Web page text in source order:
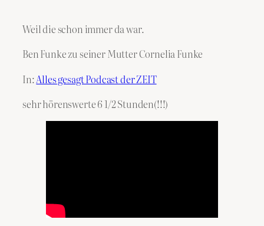
Weil die schon immer da war.
Ben Funke zu seiner Mutter Cornelia Funke
In:Alles gesagt Podcast der ZEIT
sehr hörenswerte 6 1/2 Stunden(!!!)